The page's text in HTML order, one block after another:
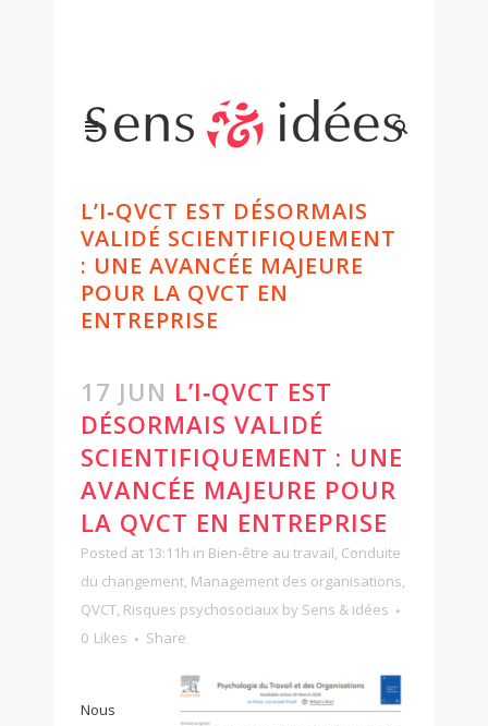
L’I‑QVCT EST DÉSORMAIS
VALIDÉ SCIENTIFIQUEMENT
: UNE AVANCÉE MAJEURE
POUR LA QVCT EN
ENTREPRISE
17 JUN L’I‑QVCT EST
DÉSORMAIS VALIDÉ
SCIENTIFIQUEMENT : UNE
AVANCÉE MAJEURE POUR
LA QVCT EN ENTREPRISE
Posted at 13:11h in Bien-être au travail, Conduite
du changement, Management des organisations,
QVCT, Risques psychosociaux by Sens & idées
0 Likes Share
Nous